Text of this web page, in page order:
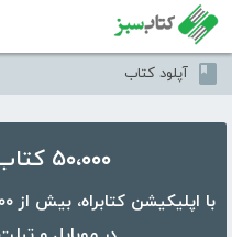
آپلود کتاب
۵۰،۰۰۰ کتاب در موبایل شما